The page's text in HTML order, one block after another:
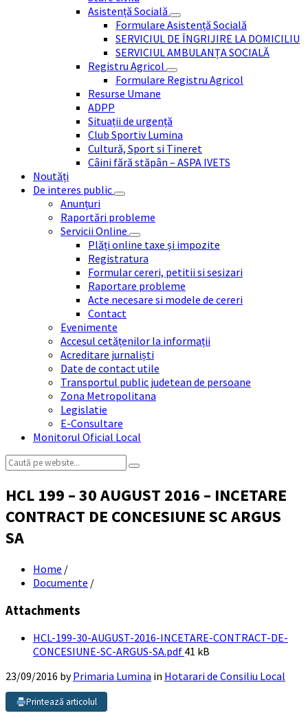
Asistență Socială
Formulare Asistență Socială
SERVICIUL DE ÎNGRIJIRE LA DOMICILIU
SERVICIUL AMBULANȚA SOCIALĂ
Registru Agricol
Formulare Registru Agricol
Resurse Umane
ADPP
Situații de urgență
Club Sportiv Lumina
Cultură, Sport si Tineret
Câini fără stăpân – ASPA IVETS
Noutăți
De interes public
Anunțuri
Raportări probleme
Servicii Online
Plăți online taxe și impozite
Registratura
Formular cereri, petitii si sesizari
Raportare probleme
Acte necesare si modele de cereri
Contact
Evenimente
Accesul cetățenilor la informații
Acreditare jurnaliști
Date de contact utile
Transportul public judetean de persoane
Zona Metropolitana
Legislatie
E-Consultare
Monitorul Oficial Local
Search:
HCL 199 – 30 AUGUST 2016 – INCETARE
CONTRACT DE CONCESIUNE SC ARGUS
SA
Home /
Documente /
Attachments
HCL-199-30-AUGUST-2016-INCETARE-CONTRACT-DE-
CONCESIUNE-SC-ARGUS-SA.pdf File
41 kB
23/09/2016 byPrimaria Lumina in Hotarari de Consiliu Local
Printează articolul